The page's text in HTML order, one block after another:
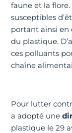
faune et la
susceptibles
portant ainsi en
du plastique.
ces polluants
chaîne
Pour lutter
a adopté une
plastique le 29